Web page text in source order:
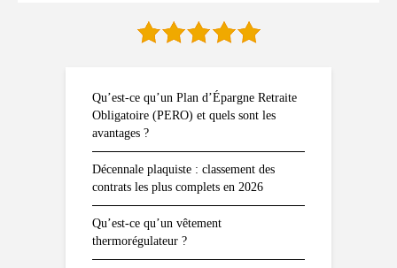
Qu’est-ce qu’un Plan d’Épargne Retraite
Obligatoire (PERO) et quels sont les
avantages ?
Décennale plaquiste : classement des
contrats les plus complets en 2026
Qu’est-ce qu’un vêtement
thermorégulateur ?